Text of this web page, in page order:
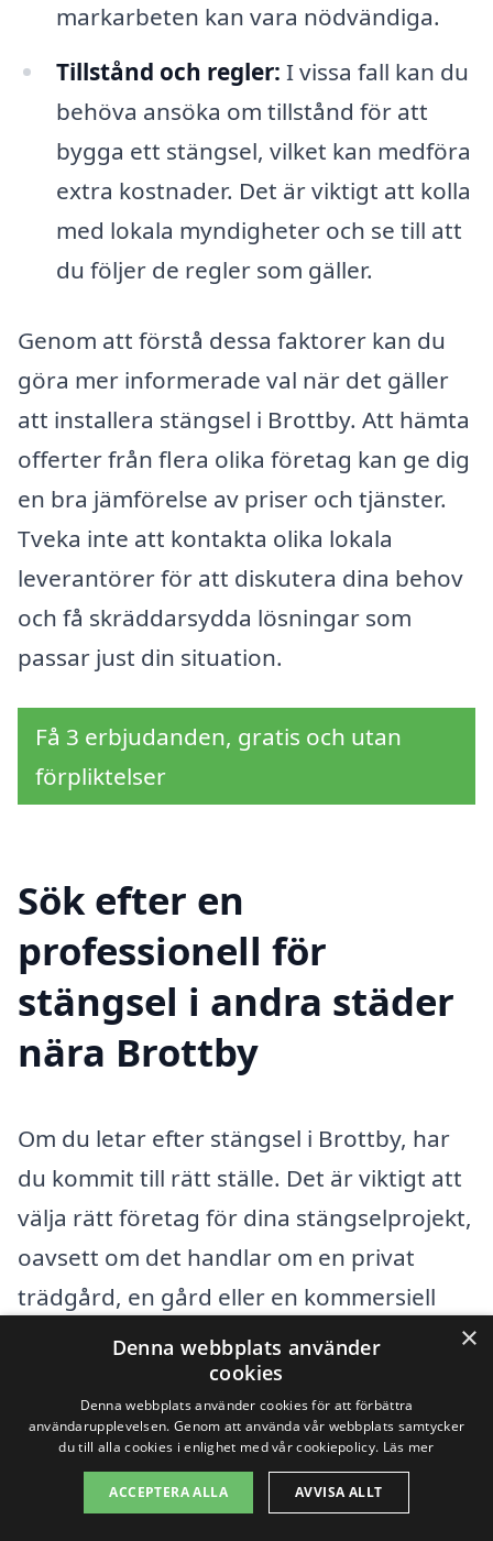
markarbeten kan vara nödvändiga.
Tillstånd och regler: I vissa fall kan du
behöva ansöka om tillstånd för att
bygga ett stängsel, vilket kan medföra
extra kostnader. Det är viktigt att kolla
med lokala myndigheter och se till att
du följer de regler som gäller.
Genom att förstå dessa faktorer kan du
göra mer informerade val när det gäller
att installera stängsel i Brottby. Att hämta
offerter från flera olika företag kan ge dig
en bra jämförelse av priser och tjänster.
Tveka inte att kontakta olika lokala
leverantörer för att diskutera dina behov
och få skräddarsydda lösningar som
passar just din situation.
Få 3 erbjudanden, gratis och utan
förpliktelser
Sök efter en
professionell för
stängsel i andra städer
nära Brottby
Om du letar efter stängsel i Brottby, har
du kommit till rätt ställe. Det är viktigt att
välja rätt företag för dina stängselprojekt,
oavsett om det handlar om en privat
trädgård, en gård eller en kommersiell
fastighet. Många företag i närområdet
kan hjälpa dig med professionell
rådgivning och erbjudanden för att passa
just dina behov.
×
Denna webbplats använder
cookies
Denna webbplats använder cookies för att förbättra
användarupplevelsen. Genom att använda vår webbplats samtycker
du till alla cookies i enlighet med vår cookiepolicy. Läs mer
ACCEPTERA ALLA AVVISA ALLT